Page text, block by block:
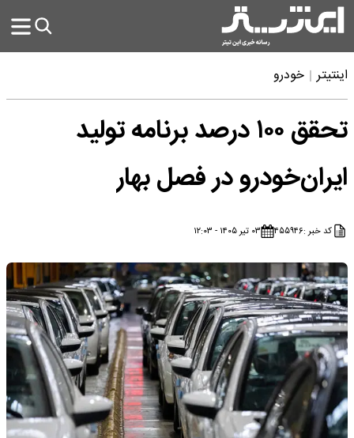
اینتیتر خودرو
تحقق ۱۰۰ درصد برنامه تولید
ایران‌خودرو در فصل بهار
کد خبر :۴۵۵۹۴۶ ۰۳ تیر ۱۴۰۵ - ۱۲:۰۳